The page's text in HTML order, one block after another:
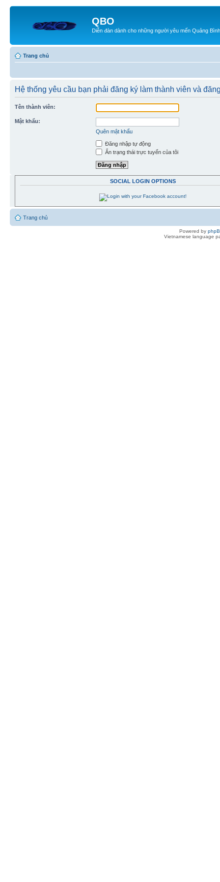
QBO
Diễn đàn dành cho những người yêu mến Quảng Bình
Trang chủ
Hệ thống yêu cầu bạn phải đăng ký làm thành viên và
Tên thành viên:
Mật khẩu:
Quên mật khẩu
Đăng nhập tự động
Ẩn trạng thái trực tuyến của tôi
SOCIAL LOGIN OPTIONS
Trang chủ
Powered by
Vietnamese language